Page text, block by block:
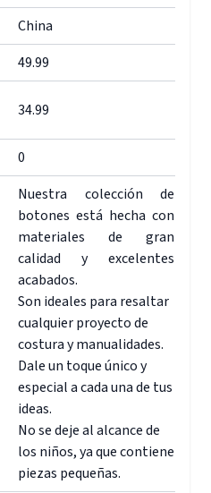
China
49.99
34.99
0
Nuestra colección de
botones está hecha con
materiales de gran
calidad y excelentes
acabados.
Son ideales para resaltar
cualquier proyecto de
costura y manualidades.
Dale un toque único y
especial a cada una de tus
ideas.
No se deje al alcance de
los niños, ya que contiene
piezas pequeñas.